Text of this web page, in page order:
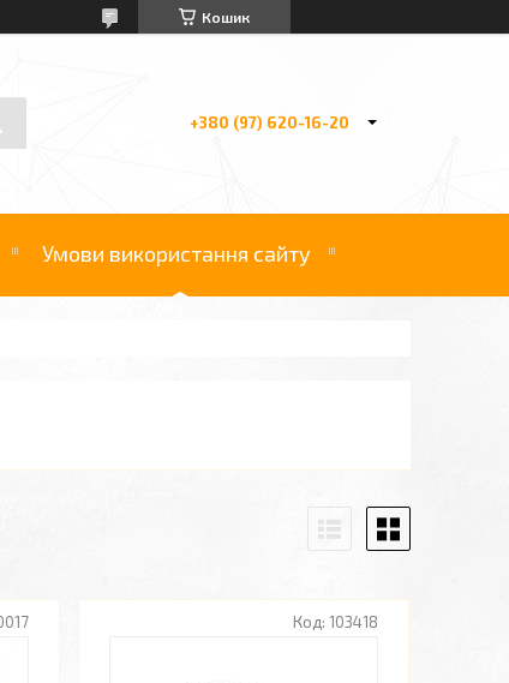
Кошик
+380 (97) 620-16-20
Умови використання сайту
103418